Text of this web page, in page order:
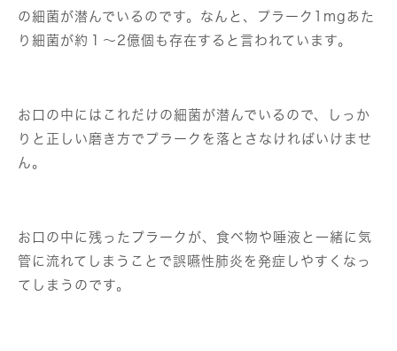
の細菌が潜んでいるのです。なんと、プラーク1mgあた
り細菌が約１〜2億個も存在すると言われています。
お口の中にはこれだけの細菌が潜んでいるので、しっか
りと正しい磨き方でプラークを落とさなければいけませ
ん。
お口の中に残ったプラークが、食べ物や唾液と一緒に気
管に流れてしまうことで誤嚥性肺炎を発症しやすくなっ
てしまうのです。